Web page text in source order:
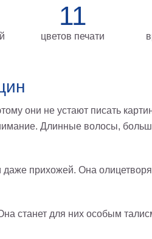
11
цветов печати
они не устают писать
Длинные волосы,
прихожей. Она
станет для них особым